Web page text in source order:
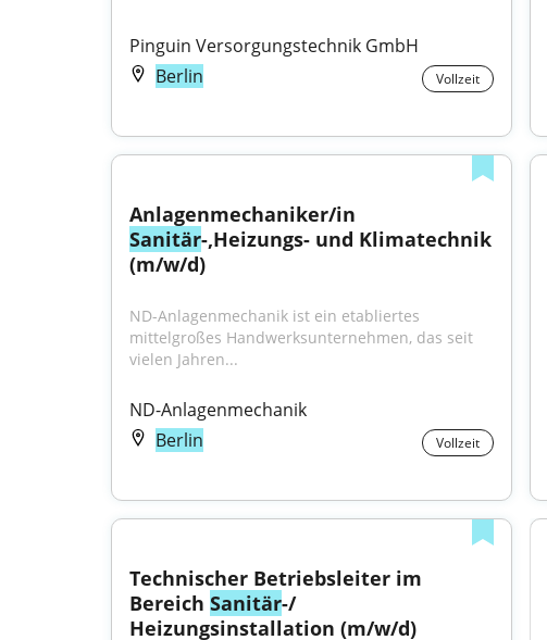
Pinguin Versorgungstechnik GmbH
Berlin
Vollzeit
Sanitär-,Heizungs- und Klimatechnik
(m/w/d)
ND-Anlagenmechanik ist ein etabliertes
mittelgroßes Handwerksunternehmen, das seit
vielen Jahren...
ND-Anlagenmechanik
Berlin
Vollzeit
Technischer Betriebsleiter im
Bereich Sanitär-/
Heizungsinstallation (m/w/d)